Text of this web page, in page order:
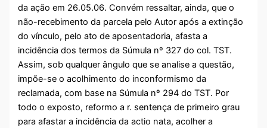
da ação em 26.05.06. Convém ressaltar, ainda, que o
não-recebimento da parcela pelo Autor após a extinção
do vínculo, pelo ato de aposentadoria, afasta a
incidência dos termos da Súmula nº 327 do col. TST.
Assim, sob qualquer ângulo que se analise a questão,
impõe-se o acolhimento do inconformismo da
reclamada, com base na Súmula nº 294 do TST. Por
todo o exposto, reformo a r. sentença de primeiro grau
para afastar a incidência da actio nata, acolher a